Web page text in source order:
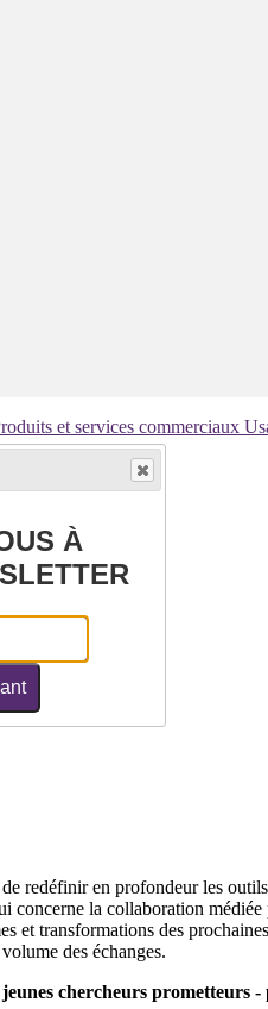
et services commerciaux
redéfinir en profondeur les
concerne la collaboration
et transformations des
des échanges.
chercheurs prometteurs
À